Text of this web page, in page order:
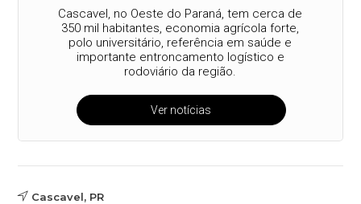
Cascavel, no Oeste do Paraná, tem cerca de
350 mil habitantes, economia agrícola forte,
polo universitário, referência em saúde e
importante entroncamento logístico e
rodoviário da região.
Ver notícias
Cascavel, PR